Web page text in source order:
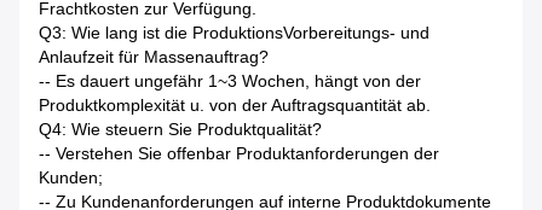
Frachtkosten zur Verfügung.
Q3: Wie lang ist die ProduktionsVorbereitungs- und
Anlaufzeit für Massenauftrag?
-- Es dauert ungefähr 1~3 Wochen, hängt von der
Produktkomplexität u. von der Auftragsquantität ab.
Q4: Wie steuern Sie Produktqualität?
-- Verstehen Sie offenbar Produktanforderungen der
Kunden;
-- Zu Kundenanforderungen auf interne Produktdokumente